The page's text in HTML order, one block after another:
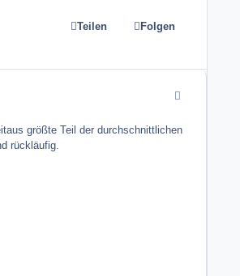
Teilen Folgen
größte Teil der durchschnittlichen
rückläufig.